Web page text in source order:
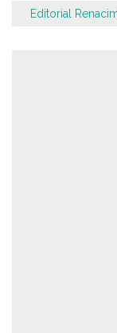
Editorial